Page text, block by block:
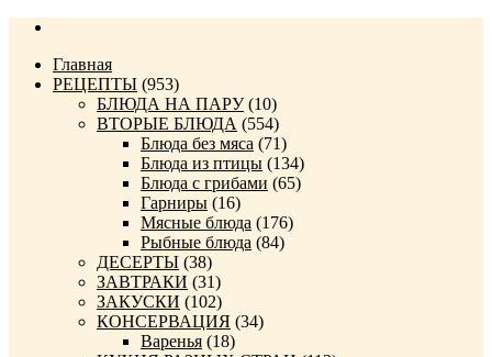
Главная
РЕЦЕПТЫ (953)
БЛЮДА НА ПАРУ(10)
ВТОРЫЕ БЛЮДА (554)
Блюда без мяса (71)
Блюда из птицы (134)
Блюда с грибами (65)
Гарниры (16)
Мясные блюда (176)
Рыбные блюда (84)
ДЕСЕРТЫ (38)
ЗАВТРАКИ (31)
ЗАКУСКИ (102)
КОНСЕРВАЦИЯ (34)
Варенья (18)